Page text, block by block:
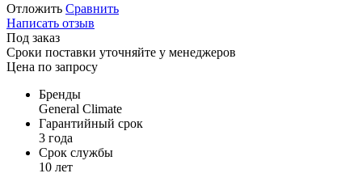
Отложить Сравнить
Написать отзыв
Под заказ
Сроки поставки уточняйте у менеджеров
Цена по запросу
Бренды
General Climate
Гарантийный срок
3 года
Срок службы
10 лет